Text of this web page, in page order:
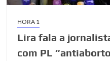
HORA 1
Lira fala a
com PL